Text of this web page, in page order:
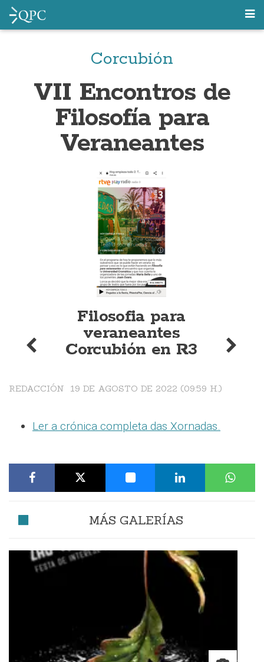
Corcubión
VII Encontros de
Filosofía para
Veraneantes
Filosofia para
veraneantes
Corcubión en R3
19 DE AGOSTO DE 2022 (09:59 H.)
REDACCIÓN
Ler a crónica completa das Xornadas.
MÁS GALERÍAS